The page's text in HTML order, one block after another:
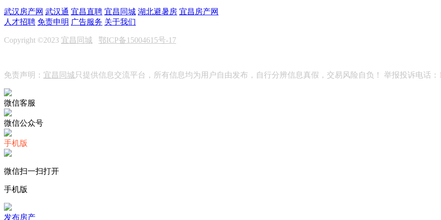
武汉房产网 武汉通 宜昌直聘 宜昌同城 湖北避暑房 宜昌房产网
人才招聘 免责申明 广告服务 关于我们
Copyright ©2023 宜昌同城 鄂ICP备15004615号-17
免责声明： 宜昌同城 只提供信息交流平台，所有信息均为用户自由发布，自行分辨信息真假，交易风险自负！ 举报投诉电话：
微信客服
微信公众号
手机版
微信扫一扫打开
手机版
发布房产